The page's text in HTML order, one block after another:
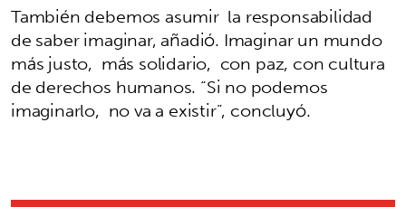
También debemos asumir la responsabilidad
de saber imaginar, añadió. Imaginar un mundo
más justo, más solidario, con paz, con cultura
de derechos humanos. “Si no podemos
imaginarlo, no va a existir”, concluyó.